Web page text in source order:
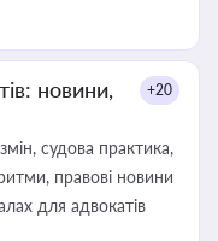
новини,
+20
судова практика,
правові новини
для адвокатів